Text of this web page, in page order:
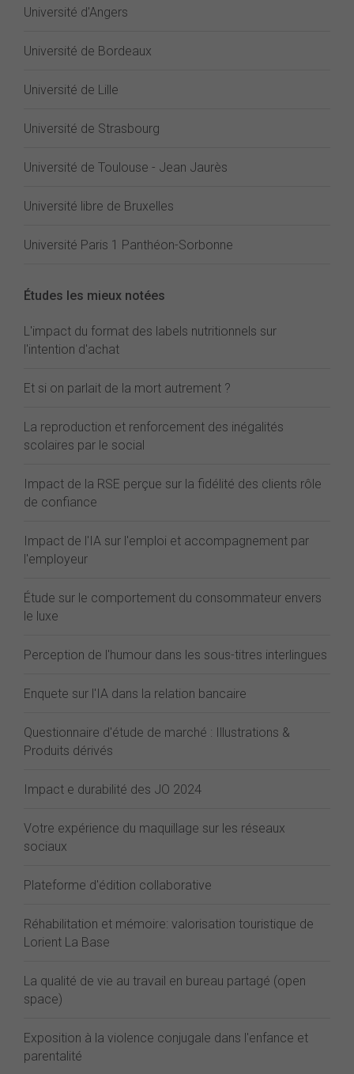
Université d'Angers
Université de Bordeaux
Université de Lille
Université de Strasbourg
Université de Toulouse - Jean Jaurès
Université libre de Bruxelles
Université Paris 1 Panthéon-Sorbonne
Études les mieux notées
L'impact du format des labels nutritionnels sur
l'intention d'achat
Et si on parlait de la mort autrement ?
La reproduction et renforcement des inégalités
scolaires par le social
Impact de la RSE perçue sur la fidélité des clients rôle
de confiance
Impact de l'IA sur l'emploi et accompagnement par
l'employeur
Étude sur le comportement du consommateur envers
le luxe
Perception de l'humour dans les sous-titres interlingues
Enquete sur l'IA dans la relation bancaire
Questionnaire d'étude de marché : Illustrations &
Produits dérivés
Impact e durabilité des JO 2024
Votre expérience du maquillage sur les réseaux
sociaux
Plateforme d'édition collaborative
Réhabilitation et mémoire: valorisation touristique de
Lorient La Base
La qualité de vie au travail en bureau partagé (open
space)
Exposition à la violence conjugale dans l'enfance et
parentalité